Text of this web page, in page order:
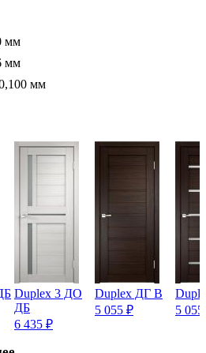
мм
мм
мм
Duplex 3 ДО
ДБ
6 435 ₽
Duplex ДГ В
5 055 ₽
5 055